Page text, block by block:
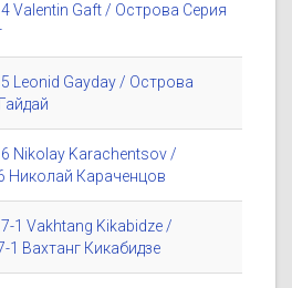
Valentin Gaft / Острова Серия
Leonid Gayday / Острова
Nikolay Karachentsov /
Николай Караченцов
1 Vakhtang Kikabidze /
1 Вахтанг Кикабидзе